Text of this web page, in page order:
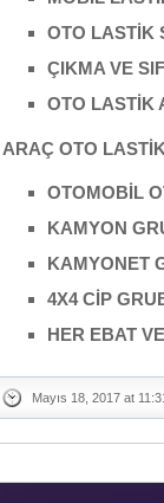
OTO LASTİK
ÇIKMA VE
OTO LASTİK
ARAÇ OTO
OTOMOBİL
KAMYON
KAMYONET
4X4 CİP
HER EBAT
Mayıs 18, 2017 at